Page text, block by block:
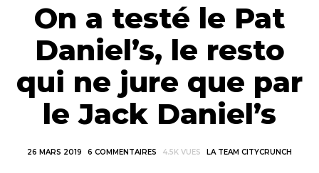
On a testé le Pat
Daniel’s, le resto
qui ne jure que par
le Jack Daniel’s
26 MARS 2019 6 COMMENTAIRES 4.5K VUES LA TEAM CITYCRUNCH